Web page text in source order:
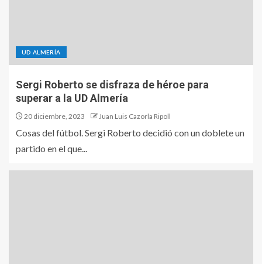
UD ALMERÍA
Sergi Roberto se disfraza de héroe para
superar a la UD Almería
20 diciembre, 2023 Juan Luis Cazorla Ripoll
Cosas del fútbol. Sergi Roberto decidió con un doblete un
partido en el que...